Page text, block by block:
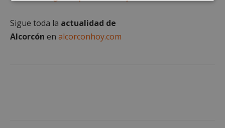
Sigue toda la actualidad de
Alcorcón en alcorconhoy.com
Cookies
necesarias
Cookies de